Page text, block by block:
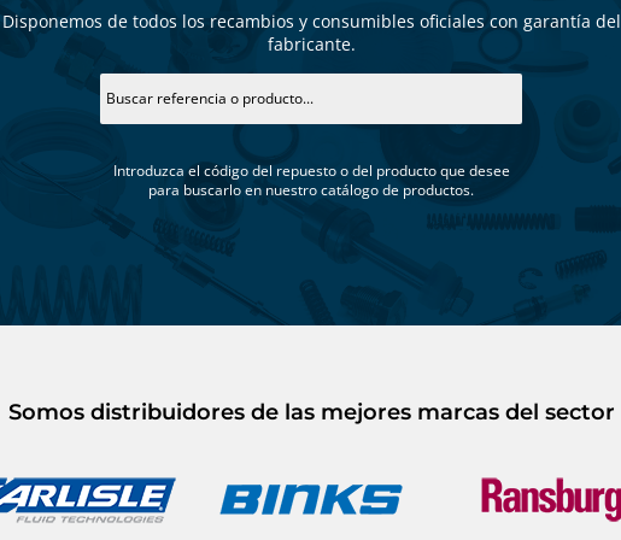
Disponemos de todos los recambios y consumibles oficiales con garantía del
fabricante.
Introduzca el código del repuesto o del producto que desee
para buscarlo en nuestro catálogo de productos.
Somos distribuidores de las mejores marcas del sector